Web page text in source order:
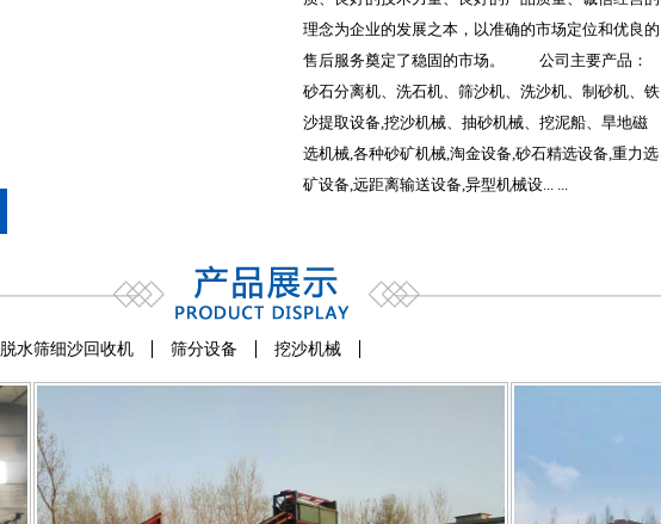
理念为企业的发展之本，以准确的市场定位和优良的
售后服务奠定了稳固的市场。 公司主要产品：
砂石分离机、洗石机、筛沙机、洗沙机、制砂机、铁
沙提取设备,挖沙机械、抽砂机械、挖泥船、旱地磁
选机械,各种砂矿机械,淘金设备,砂石精选设备,重力选
矿设备,远距离输送设备,异型机械设... ...
脱水筛细沙回收机 筛分设备 挖沙机械